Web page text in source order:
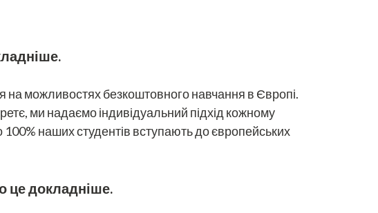
на можливостях безкоштовного навчання в Європі.
ми надаємо індивідуальний підхід кожному
наших студентів вступають до європейських
це докладніше.